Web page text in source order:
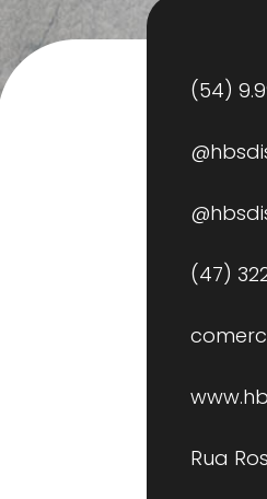
(54)
(47)
Rua